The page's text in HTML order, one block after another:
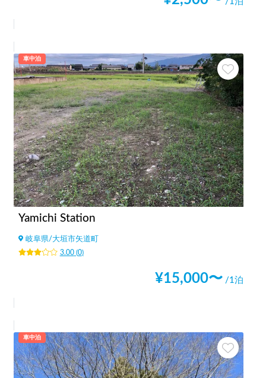
車中泊
Yamichi Station
岐阜県/大垣市矢道町
3.00(0)
¥15,000〜 /1泊
車中泊